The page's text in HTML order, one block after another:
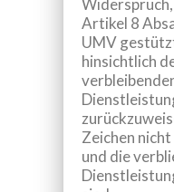
Artikel 8
UMV
hinsichtlich
Zeichen
und die